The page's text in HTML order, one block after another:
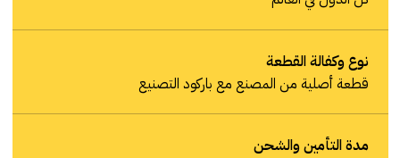
نوع وكفالة القطعة
قطعة أصلية من المصنع مع باركود التصنيع
مدة التأمين والشحن